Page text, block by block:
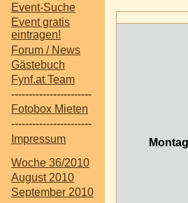
Event-Suche
Event gratis
eintragen!
Forum / News
Gästebuch
Fynf.at Team
-----------------------
Fotobox Mieten
-----------------------
Impressum
Woche 36/2010
August 2010
September 2010